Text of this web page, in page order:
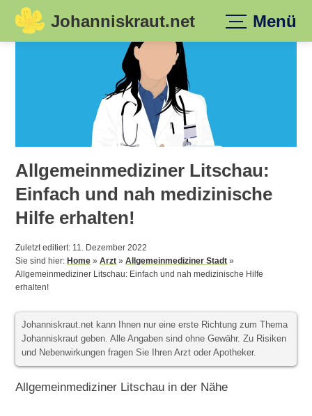
Skip
Johanniskraut.net Menü
Allgemeinmediziner Litschau:
Einfach und nah medizinische
Hilfe erhalten!
Zuletzt editiert: 11. Dezember 2022
Sie sind hier:Home »Arzt »Allgemeinmediziner Stadt »
Allgemeinmediziner Litschau: Einfach und nah medizinische Hilfe
erhalten!
Johanniskraut.net kann Ihnen nur eine erste Richtung zum Thema
Johanniskraut geben. Alle Angaben sind ohne Gewähr. Zu Risiken
und Nebenwirkungen fragen Sie Ihren Arzt oder Apotheker.
Allgemeinmediziner Litschau in der Nähe